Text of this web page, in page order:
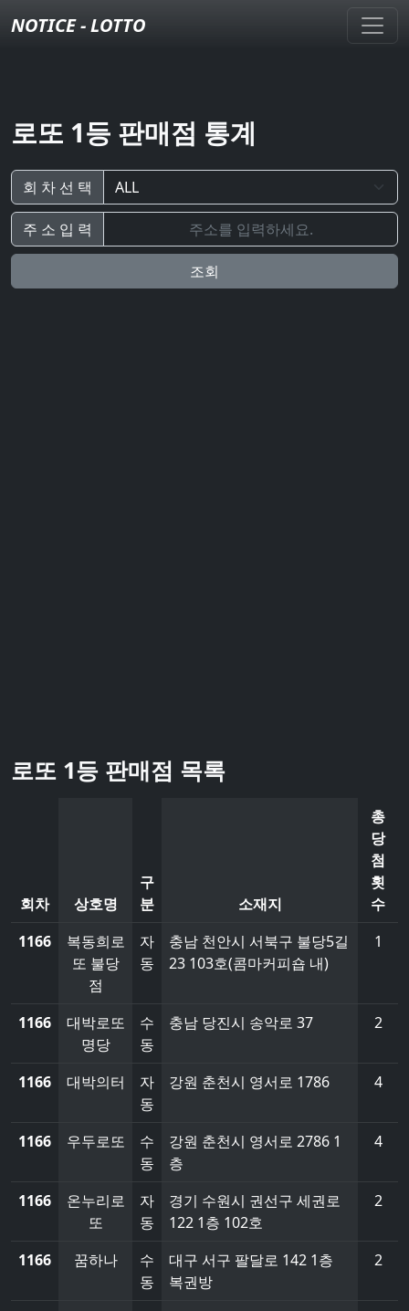
NOTICE - LOTTO
로또 1등 판매점 통계
회 차 선 택
주 소 입 력
조회
로또 1등 판매점 목록
회차 상호명
구
분
소재지
총
당
첨
횟
수
1166
복동희로
또 불당
점
자
동
충남 천안시 서북구 불당5길
23 103호(콤마커피숍 내)
1
1166
대박로또
명당
수
동
충남 당진시 송악로 37 2
1166 대박의터
자
동
강원 춘천시 영서로 1786 4
1166 우두로또
수
동
강원 춘천시 영서로 2786 1
층
4
1166
온누리로
또
자
동
경기 수원시 권선구 세권로
122 1층 102호
2
1166 꿈하나
수
동
대구 서구 팔달로 142 1층
복권방
2